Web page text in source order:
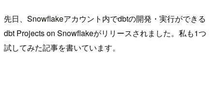
先日、Snowflakeアカウント内でdbtの開発・実行ができる
dbt Projects on Snowflakeがリリースされました。私も1つ
試してみた記事を書いています。